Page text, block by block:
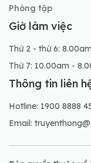
Phòng tập
Giờ làm việc
Thứ 2 - thứ 6:
Thứ 7: 10.00am -
Thông tin liên
Hotline: 1900 8888
Email: